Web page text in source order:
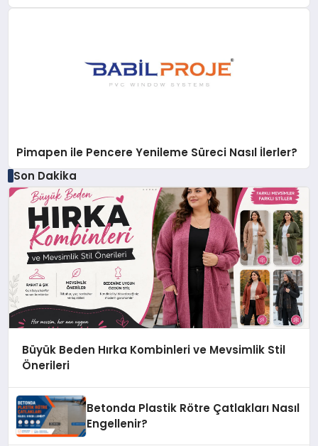
Pimapen ile Pencere Yenileme Süreci Nasıl İlerler?
Son Dakika
Büyük Beden Hırka Kombinleri ve Mevsimlik Stil
Önerileri
Betonda Plastik Rötre Çatlakları Nasıl
Engellenir?